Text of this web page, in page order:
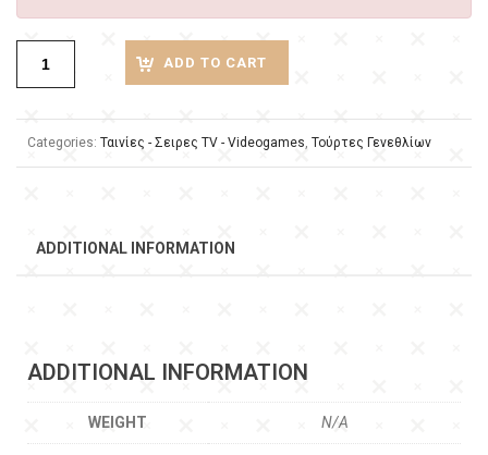
ADD TO CART
Categories: Ταινίες - Σειρες TV - Videogames, Τούρτες Γενεθλίων
ADDITIONAL INFORMATION
ADDITIONAL INFORMATION
WEIGHT N/A